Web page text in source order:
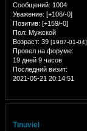
Сообщений: 1004
Уважение: [+106/-0]
Позитив: [+159/-0]
Пол: Мужской
Возраст: 39 [1987-01-04]
Провел на форуме:
19 дней 9 часов
Последний визит:
2021-05-21 20:14:51
Tinuviel